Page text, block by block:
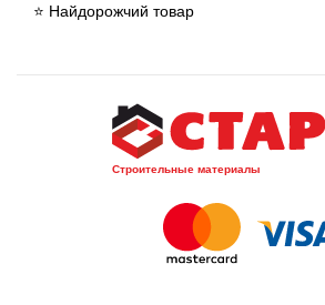
⭐ Найдорожчий товар
Строительные материалы